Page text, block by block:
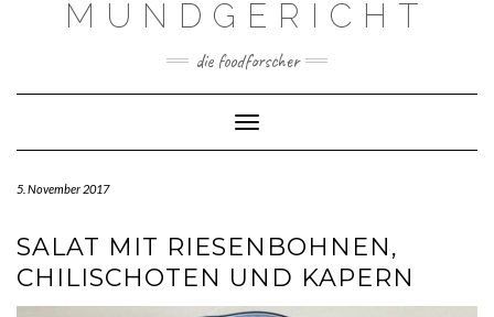
MUNDGERICHT
die foodforscher
Toggle Navigation
5. November 2017
SALAT MIT RIESENBOHNEN,
CHILISCHOTEN UND KAPERN